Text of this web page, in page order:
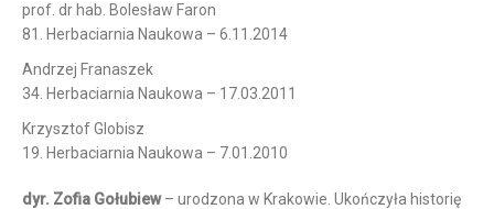
prof. dr hab. Bolesław Faron
81. Herbaciarnia Naukowa – 6.11.2014
Andrzej Franaszek
34. Herbaciarnia Naukowa – 17.03.2011
Krzysztof Globisz
19. Herbaciarnia Naukowa – 7.01.2010
dyr. Zofia Gołubiew– urodzona w Krakowie. Ukończyła historię